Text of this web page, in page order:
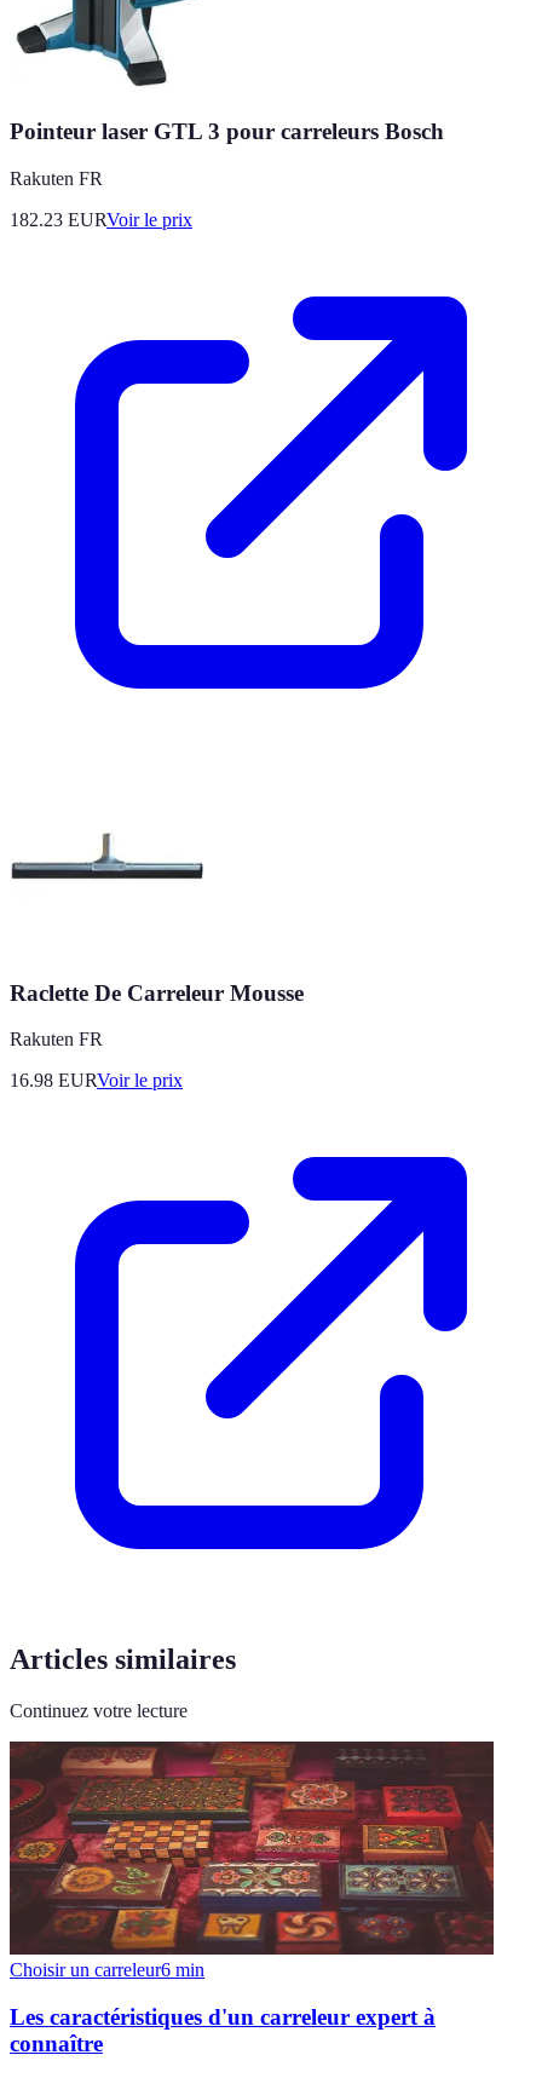
Pointeur laser GTL 3 pour carreleurs Bosch
Rakuten FR
182.23 EURVoir le prix
Raclette De Carreleur Mousse
Rakuten FR
16.98 EURVoir le prix
Articles similaires
Continuez votre lecture
Choisir un carreleur6 min
Les caractéristiques d'un carreleur expert à
connaître